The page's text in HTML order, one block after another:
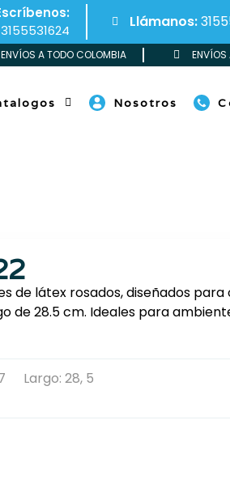
3155531624
Llámanos:
ENVÍOS A TODO COLOMBIA
Nosotros
de látex rosados, diseñados
de 28.5 cm. Ideales para
Largo: 28, 5